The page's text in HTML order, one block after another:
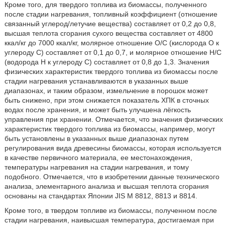
Кроме того, для твердого топлива из биомассы, полученного
после стадии нагревания, топливный коэффициент (отношение
связанный углерод/летучие вещества) составляет от 0,2 до 0,8,
высшая теплота сгорания сухого вещества составляет от 4800
ккал/кг до 7000 ккал/кг, молярное отношение O/C (кислорода O к
углероду C) составляет от 0,1 до 0,7, и молярное отношение H/C
(водорода Н к углероду C) составляет от 0,8 до 1,3. Значения
физических характеристик твердого топлива из биомассы после
стадии нагревания устанавливаются в указанных выше
диапазонах, и таким образом, измельчение в порошок может
быть снижено, при этом снижается показатель ХПК в сточных
водах после хранения, и может быть улучшена лёгкость
управления при хранении. Отмечается, что значения физических
характеристик твердого топлива из биомассы, например, могут
быть установлены в указанных выше диапазонах путем
регулирования вида древесины биомассы, которая используется
в качестве первичного материала, ее местонахождения,
температуры нагревания на стадии нагревания, и тому
подобного. Отмечается, что в изобретении данные технического
анализа, элементарного анализа и высшая теплота сгорания
основаны на стандартах Японии JIS M 8812, 8813 и 8814.
Кроме того, в твердом топливе из биомассы, полученном после
стадии нагревания, наивысшая температура, достигаемая при